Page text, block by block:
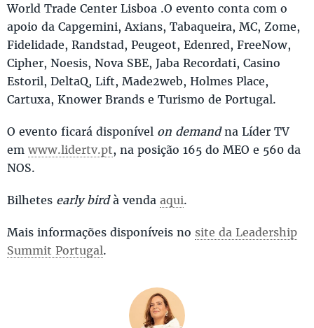
World Trade Center Lisboa .O evento conta com o
apoio da Capgemini, Axians, Tabaqueira, MC, Zome,
Fidelidade, Randstad, Peugeot, Edenred, FreeNow,
Cipher, Noesis, Nova SBE, Jaba Recordati, Casino
Estoril, DeltaQ, Lift, Made2web, Holmes Place,
Cartuxa, Knower Brands e Turismo de Portugal.
O evento ficará disponível on demandna Líder TV
em www.lidertv.pt, na posição 165 do MEO e 560 da
NOS.
Bilhetes early birdà venda aqui.
Mais informações disponíveis no site da Leadership
Summit Portugal.